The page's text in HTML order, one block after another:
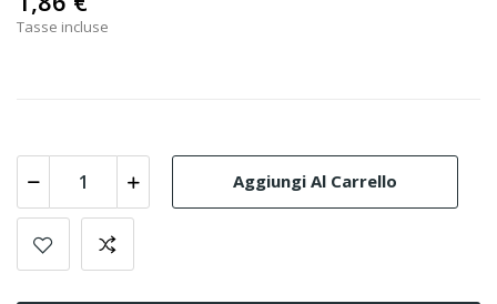
Tasse incluse
Aggiungi Al Carrello